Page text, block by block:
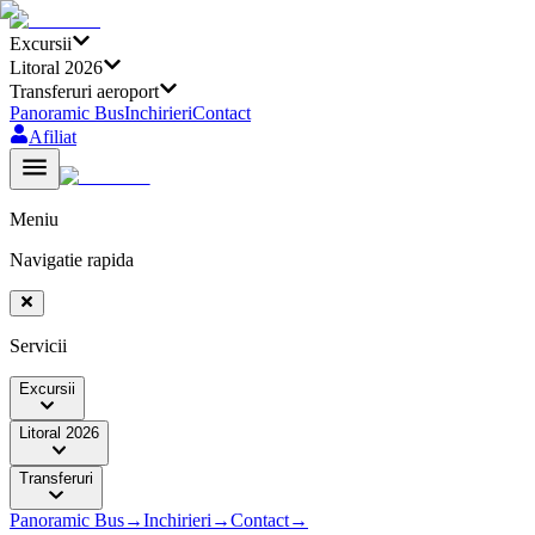
Excursii
Litoral 2026
Transferuri aeroport
Panoramic BusInchirieriContact
Afiliat
Meniu
Navigatie rapida
Servicii
Excursii
Litoral 2026
Transferuri
Panoramic Bus→Inchirieri →Contact→